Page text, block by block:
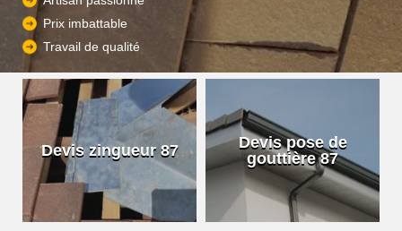
Prix imbattable
Travail de qualité
Devis zingueur 87
Devis pose de
gouttière 87